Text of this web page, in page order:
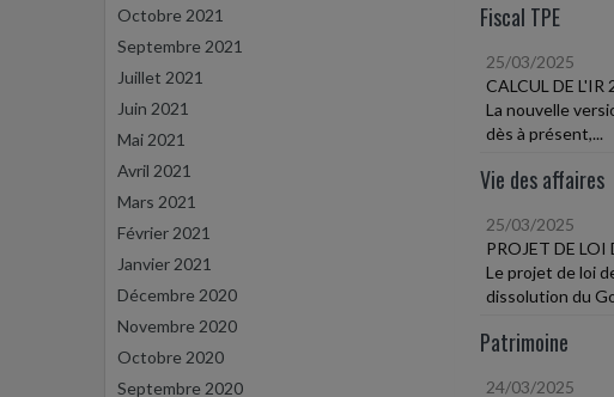
Octobre 2021
Septembre 2021
Juillet 2021
Juin 2021
Mai 2021
Avril 2021
Mars 2021
Février 2021
Janvier 2021
Décembre 2020
Novembre 2020
Octobre 2020
Septembre 2020
Fiscal TPE
25/03/2025
CALCUL DE L'IR
La nouvelle
dès à présent,...
Vie des affaires
25/03/2025
PROJET DE
Le projet de loi
dissolution du
Patrimoine
24/03/2025